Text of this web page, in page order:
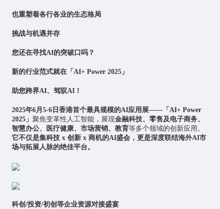
也重塑着各行各业的生态格局
挑战与机遇并存
您还在寻找AI的突破口吗？
新的行业范式就在「 AI+ Power 2025」
助您跨界AI、驾驭AI！
2025年6月5-6日香港首个最具规模的AI应用展——「AI+ Power
2025」 聚焦变革性 人工智能，展现金融科技、零售及电子商务、
智慧办公、医疗健康、市场营销、教育等多个领域的创新应用。
它不仅是集科技 x 创新 x 商机的AI盛会，更是深度联结海外AI市
场与拓展人脉的绝佳平台。
科创/投资/初创等企业资源对接盛宴